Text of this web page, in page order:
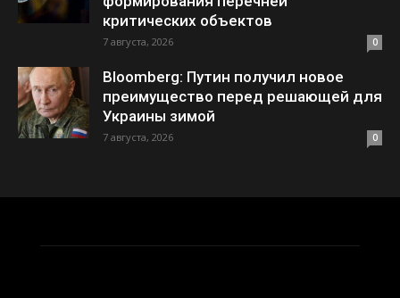
критических объектов
7 августа, 2026 0
Bloomberg: Путин получил новое
преимущество перед решающей для
Украины зимой
7 августа, 2026 0